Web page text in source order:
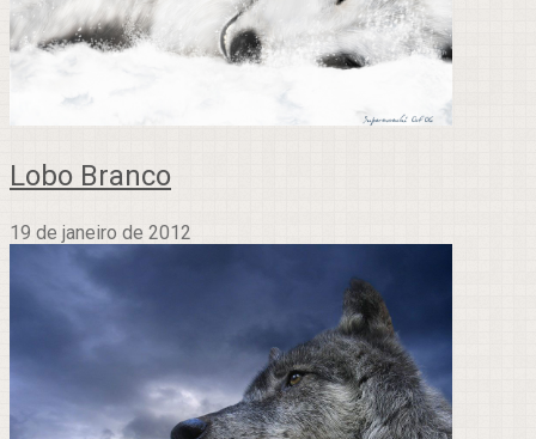
Lobo Branco
19 de janeiro de 2012